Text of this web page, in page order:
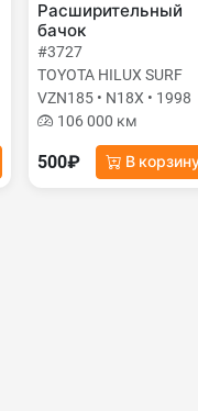
Расширительный
бачок
#3727
TOYOTA HILUX SURF
VZN185 • N18X • 1998
106 000 км
500₽ В